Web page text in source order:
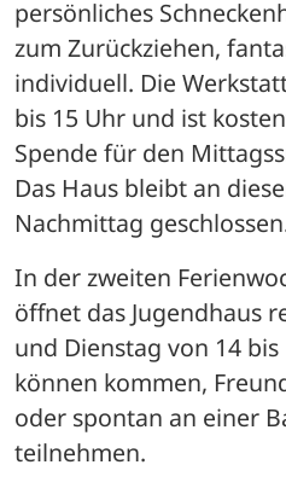
persönliches
zum Zurückziehen,
individuell. Die
bis 15 Uhr und ist
Spende für den
Das Haus bleibt an
Nachmittag
In der zweiten
öffnet das Jugendhaus
und Dienstag von 14 bis
können kommen,
oder spontan an einer
teilnehmen.